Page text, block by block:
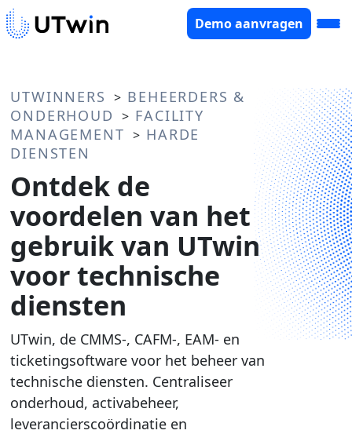
Demo aanvragen
UTWINNERS > BEHEERDERS &
ONDERHOUD > FACILITY
MANAGEMENT > HARDE
DIENSTEN
Ontdek de
voordelen van het
gebruik van UTwin
voor technische
diensten
UTwin, de CMMS-, CAFM-, EAM- en
ticketingsoftware voor het beheer van
technische diensten. Centraliseer
onderhoud, activabeheer,
leverancierscoördinatie en